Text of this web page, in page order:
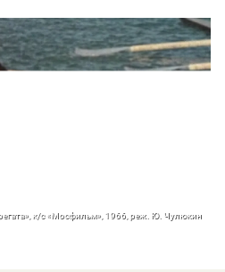
к/с «Мосфильм», 1966, реж. Ю. Чулюкин